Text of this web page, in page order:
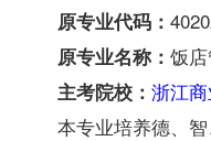
原专业代码：
原专业名称： 饭
主考院校： 浙江
本专业培养德、